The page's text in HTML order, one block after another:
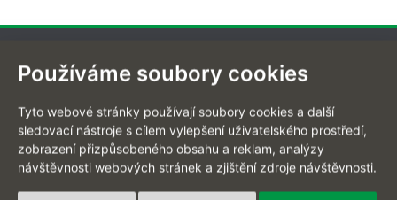
Používáme soubory cookies
Tyto webové stránky používají soubory cookies a další
sledovací nástroje s cílem vylepšení uživatelského prostředí,
zobrazení přizpůsobeného obsahu a reklam, analýzy
návštěvnosti webových stránek a zjištění zdroje návštěvnosti.